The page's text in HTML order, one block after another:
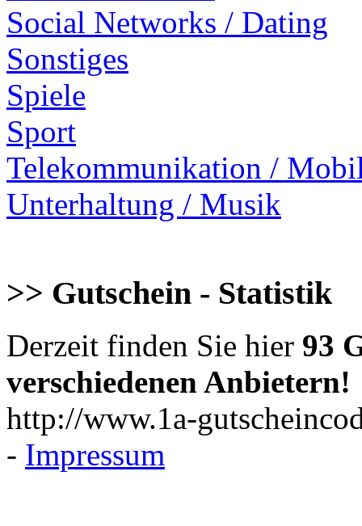
Social Networks / Dating
Sonstiges
Spiele
Sport
Telekommunikation /
Unterhaltung / Musik
>> Gutschein - Statistik
Derzeit finden Sie hier 93
verschiedenen Anbietern!
http://www.1a-
- Impressum